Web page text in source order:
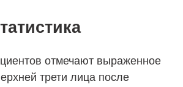
отмечают выраженное
трети лица после